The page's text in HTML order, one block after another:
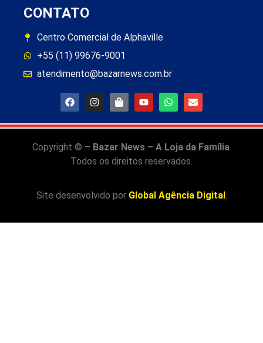
CONTATO
Centro Comercial de Alphaville
+55 (11) 99676-9001
atendimento@bazarnews.com.br
Copyright © – Bazar News – A Loja da Família.
Todos os direitos reservados.
Site desenvolvido por Global Agência Digital.